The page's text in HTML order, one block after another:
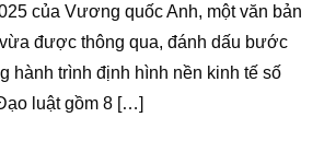
của Vương quốc Anh, một văn bản
được thông qua, đánh dấu bước
hành trình định hình nền kinh tế số
luật gồm 8 […]